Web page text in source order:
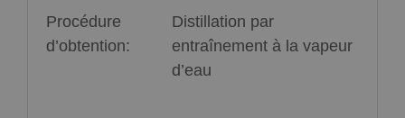
Procédure
d’obtention:
Distillation par
entraînement à la vapeur
d’eau